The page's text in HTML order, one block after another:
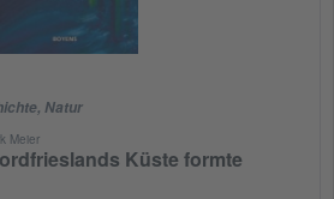
,Natur
Meier
Küste formte